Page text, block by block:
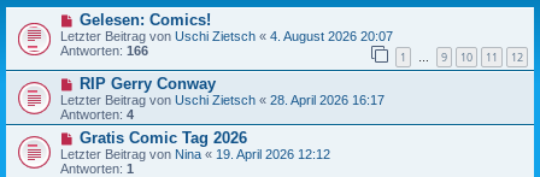
Gelesen: Comics!
Letzter Beitrag von Uschi Zietsch « 4. August 2026 20:07
Antworten: 166 1 … 9 10 11 12
RIP Gerry Conway
Letzter Beitrag von Uschi Zietsch « 28. April 2026 16:17
Antworten: 4
Gratis Comic Tag 2026
Letzter Beitrag von Nina « 19. April 2026 12:12
Antworten: 1